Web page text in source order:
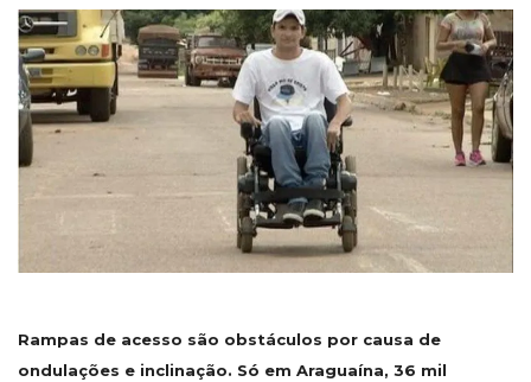
Rampas de acesso são obstáculos por causa de
ondulações e inclinação. Só em Araguaína, 36 mil